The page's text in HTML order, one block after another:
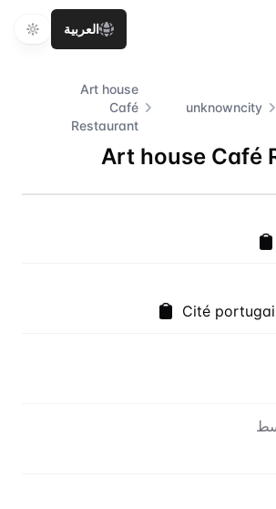
العربية
unknowncity
Art house
Café
Restaurant
Art house Café
Cité